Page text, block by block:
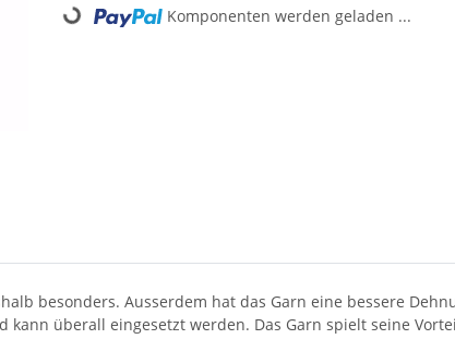
Loading... Komponenten werden geladen ...
besonders. Ausserdem hat das Garn eine bessere
kann überall eingesetzt werden. Das Garn spielt seine